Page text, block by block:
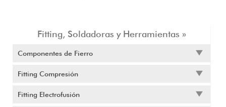
Fitting, Soldadoras y Herramientas »
Componentes de Fierro
Fitting Compresión
Fitting Electrofusión